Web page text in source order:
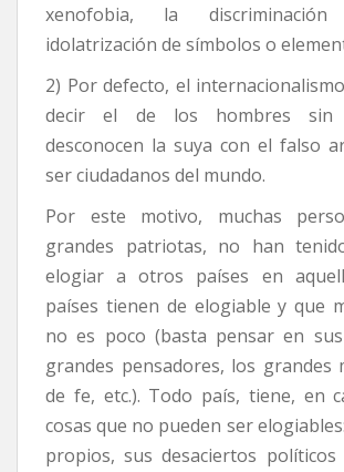
xenofobia, la
idolatrización de símbolos o
2) Por defecto, el
decir el de los hombres sin
desconocen la suya con el falso
ser ciudadanos del mundo.
Por este motivo, muchas
grandes patriotas, no han
elogiar a otros países en
países tienen de elogiable y que
no es poco (basta pensar en
grandes pensadores, los grandes
de fe, etc.). Todo país, tiene, en
cosas que no pueden ser
propios, sus desaciertos